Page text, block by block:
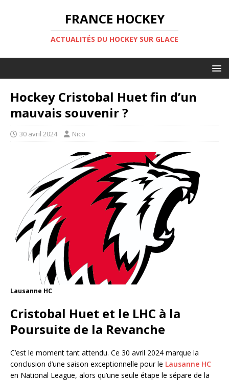
FRANCE HOCKEY
ACTUALITÉS DU HOCKEY SUR GLACE
Hockey Cristobal Huet fin d’un
mauvais souvenir ?
30 avril 2024 Nico
Lausanne HC
Cristobal Huet et le LHC à la
Poursuite de la Revanche
C’est le moment tant attendu. Ce 30 avril 2024 marque la
conclusion d’une saison exceptionnelle pour le Lausanne HC
en National League, alors qu’une seule étape le sépare de la